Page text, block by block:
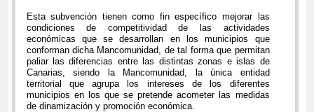
Esta subvención tienen como fin específico mejorar las
condiciones de competitividad de las actividades
económicas que se desarrollan en los municipios que
conforman dicha Mancomunidad, de tal forma que permitan
paliar las diferencias entre las distintas zonas e islas de
Canarias, siendo la Mancomunidad, la única entidad
territorial que agrupa los intereses de los diferentes
municipios en los que se pretende acometer las medidas
de dinamización y promoción económica.